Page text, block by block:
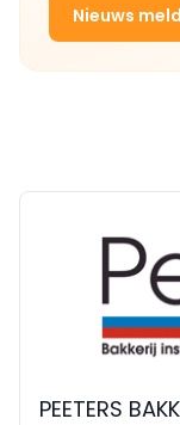
Nieuws
PEETERS